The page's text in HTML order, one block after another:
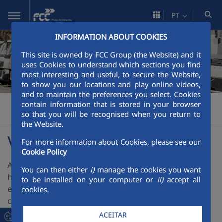
Pular para o Conteúdo principal
INFORMATION ABOUT COOKIES
This site is owned by FCC Group (the Website) and it
uses Cookies to understand which sections you find
most interesting and useful, to secure the Website,
to show you our locations and play online videos,
and to maintain the preferences you select. Cookies
contain information that is stored in your browser
so that you will be recognised when you return to
the Website.
For more information about Cookies, please see our
Cookie Policy
You can then either i)manage the cookies you want
to be installed on your computer or ii)accept all
cookies.
ACEITAR
PT
FCC Meio Ambiente >Área Corporativa >Apresentação >
Valores
Valores
A FCC orgulha-se de ter uma estrutura de recursos
humanos – técnicos, administrativos e operacionais –
estável e integrada nos quadros da empresa, com um
clima laboral harmonioso e promotor do respeito
pelas pessoas, o que permite a execução dos